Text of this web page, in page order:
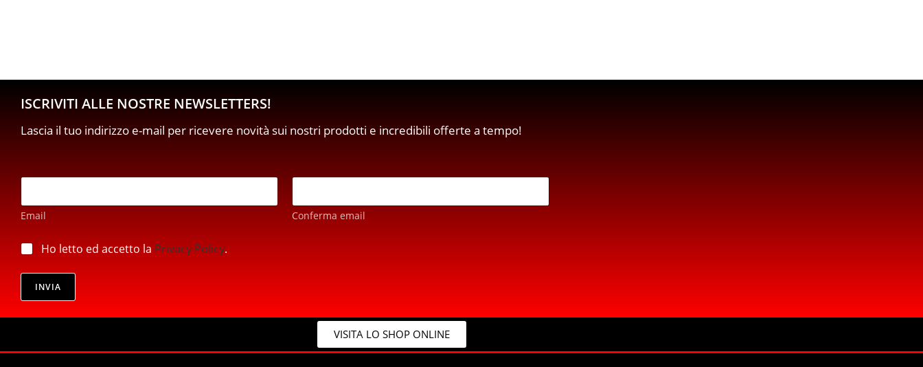
ISCRIVITI ALLE NOSTRE NEWSLETTERS!
Lascia il tuo indirizzo e-mail per ricevere novità sui nostri prodotti e incredibili offerte a tempo!
E
a
i
*
Email Conferma email
*
p
i
a
Ho letto ed accetto la Privacy Policy.
INVIA
VISITA LO SHOP ONLINE